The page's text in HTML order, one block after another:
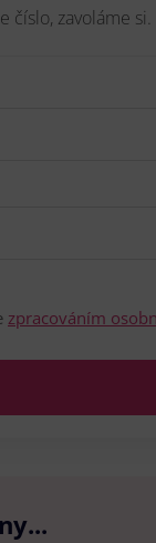
číslo, zavoláme si.
zpracováním